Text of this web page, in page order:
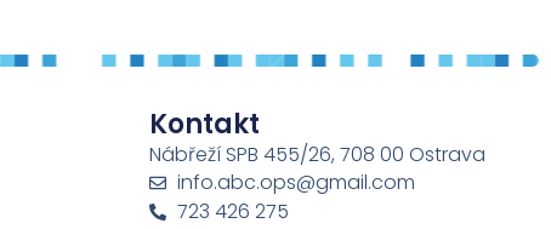
Kontakt
Nábřeží SPB 455/26, 708 00 Ostrava
info.abc.ops@gmail.com
723 426 275